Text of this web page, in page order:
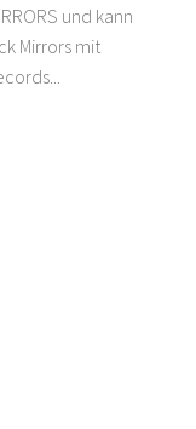
und kann
Mirrors mit